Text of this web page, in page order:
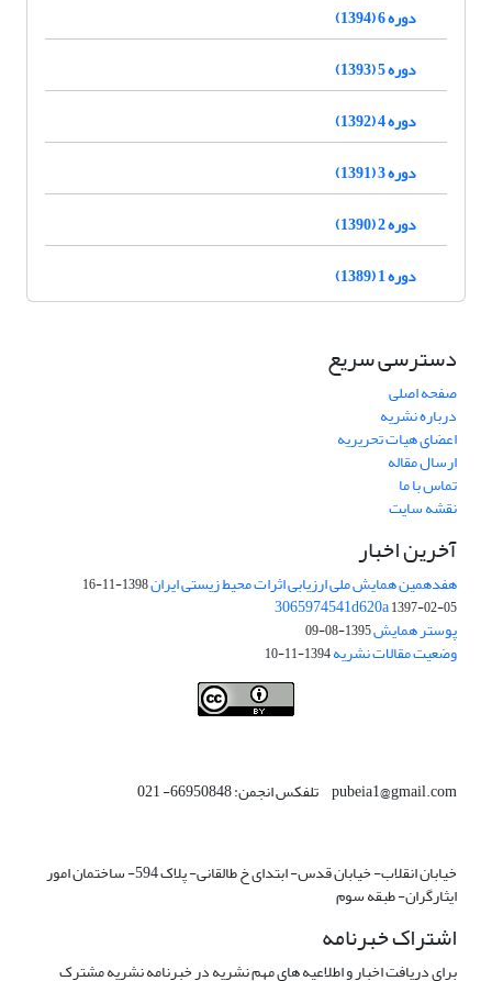
دوره 6 (1394)
دوره 5 (1393)
دوره 4 (1392)
دوره 3 (1391)
دوره 2 (1390)
دوره 1 (1389)
دسترسی سریع
صفحه اصلی
درباره نشریه
اعضای هیات تحریریه
ارسال مقاله
تماس با ما
نقشه سایت
آخرین اخبار
هفدهمین همایش ملی ارزیابی اثرات محیط زیستی ایران1398-11-16
3065974541d620a1397-02-05
پوستر همایش1395-08-09
وضعیت مقالات نشریه1394-11-10
pubeia1@gmail.com تلفکس انجمن: 66950848- 021
خیابان انقلاب- خیابان قدس- ابتدای خ طالقانی- پلاک 594- ساختمان امور
ایثارگران- طبقه سوم
اشتراک خبرنامه
برای دریافت اخبار و اطلاعیه های مهم نشریه در خبرنامه نشریه مشترک